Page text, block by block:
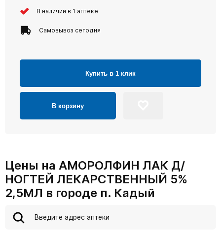
В наличии в 1 аптеке
Самовывоз сегодня
Купить в 1 клик
В корзину
Цены на АМОРОЛФИН ЛАК Д/
НОГТЕЙ ЛЕКАРСТВЕННЫЙ 5%
2,5МЛ в городе п. Кадый